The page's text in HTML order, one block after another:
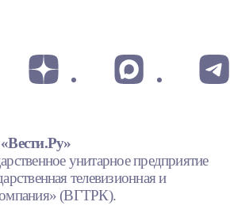
унитарное предприятие
телевизионная и
(ВГТРК).